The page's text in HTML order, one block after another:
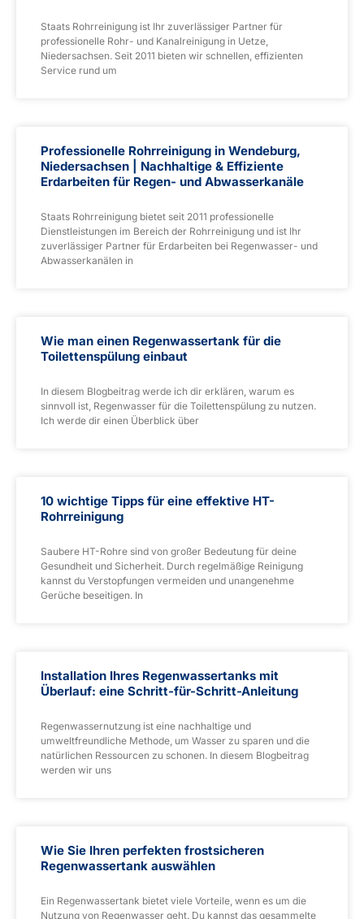
Staats Rohrreinigung ist Ihr zuverlässiger Partner für
professionelle Rohr- und Kanalreinigung in Uetze,
Niedersachsen. Seit 2011 bieten wir schnellen, effizienten
Service rund um
Professionelle Rohrreinigung in Wendeburg,
Niedersachsen | Nachhaltige & Effiziente
Erdarbeiten für Regen- und Abwasserkanäle
Staats Rohrreinigung bietet seit 2011 professionelle
Dienstleistungen im Bereich der Rohrreinigung und ist Ihr
zuverlässiger Partner für Erdarbeiten bei Regenwasser- und
Abwasserkanälen in
Wie man einen Regenwassertank für die
Toilettenspülung einbaut
In diesem Blogbeitrag werde ich dir erklären, warum es
sinnvoll ist, Regenwasser für die Toilettenspülung zu nutzen.
Ich werde dir einen Überblick über
10 wichtige Tipps für eine effektive HT-
Rohrreinigung
Saubere HT-Rohre sind von großer Bedeutung für deine
Gesundheit und Sicherheit. Durch regelmäßige Reinigung
kannst du Verstopfungen vermeiden und unangenehme
Gerüche beseitigen. In
Installation Ihres Regenwassertanks mit
Überlauf: eine Schritt-für-Schritt-Anleitung
Regenwassernutzung ist eine nachhaltige und
umweltfreundliche Methode, um Wasser zu sparen und die
natürlichen Ressourcen zu schonen. In diesem Blogbeitrag
werden wir uns
Wie Sie Ihren perfekten frostsicheren
Regenwassertank auswählen
Ein Regenwassertank bietet viele Vorteile, wenn es um die
Nutzung von Regenwasser geht. Du kannst das gesammelte